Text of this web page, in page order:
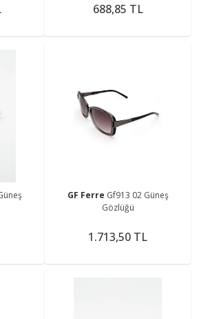
688,85 TL
GF Ferre Gf913 02 Güneş
Gözlüğü
1.713,50 TL